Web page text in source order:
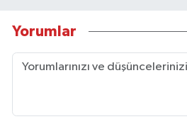
Yorumlar